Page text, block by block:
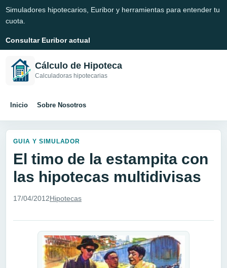
Simuladores hipotecarios, Euribor y herramientas para entender tu
cuota.
Consultar Euribor actual
Cálculo de Hipoteca
Calculadoras hipotecarias
Inicio Sobre Nosotros
GUIA Y SIMULADOR
El timo de la estampita con
las hipotecas multidivisas
17/04/2012Hipotecas